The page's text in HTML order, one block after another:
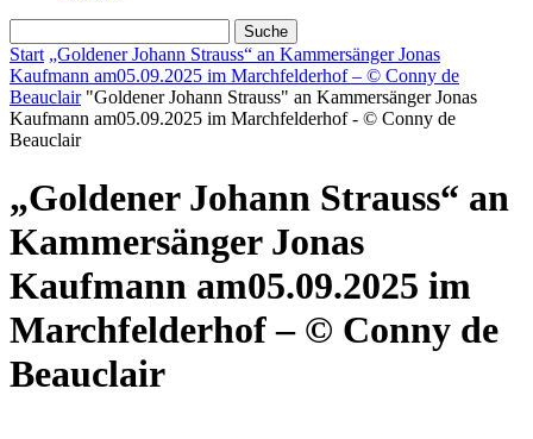
Start „Goldener Johann Strauss“ an Kammersänger Jonas
Kaufmann am05.09.2025 im Marchfelderhof – © Conny de
Beauclair "Goldener Johann Strauss" an Kammersänger Jonas
Kaufmann am05.09.2025 im Marchfelderhof - © Conny de
Beauclair
„Goldener Johann Strauss“ an
Kammersänger Jonas
Kaufmann am05.09.2025 im
Marchfelderhof – © Conny de
Beauclair